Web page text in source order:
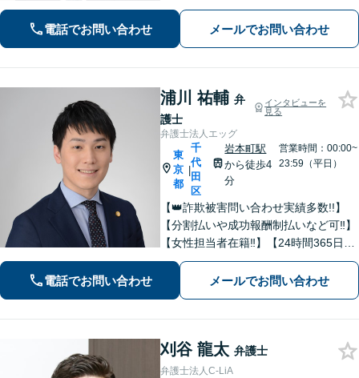
ご要望の実現を目指します【他士業と
電話でお問い合わせ メールでお問い合わせ
浦川 祐輔 弁
護士
インタビューを
見る
弁護士法人エッグ
東
京
都
|
千
代
田
区
岩本町駅
から徒歩4
分
営業時間：00:00~
23:59（平日）
【👑詐欺被害問い合わせ実績多数!!】
【分割払いや成功報酬制払いなど可‼】
【女性担当者在籍‼】【24時間365日オ
ンライン全国対応】無料相談受付中‼X
でも有名な政治家弁護士が経営する、
詐欺・インターネット案件特化型の弁
電話でお問い合わせ メールでお問い合わせ
刈谷 龍太 弁護士
弁護士法人C-LiA